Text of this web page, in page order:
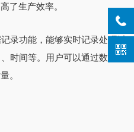
了生产效率。
录功能，能够实时记录处理过
时间等。用户可以通过数据分
。